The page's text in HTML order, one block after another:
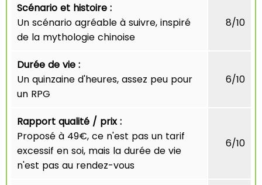
Scénario et histoire :
Un scénario agréable à suivre, inspiré
de la mythologie chinoise
8/10
Durée de vie :
Un quinzaine d'heures, assez peu pour
un RPG
6/10
Rapport qualité / prix :
Proposé à 49€, ce n'est pas un tarif
excessif en soi, mais la durée de vie
n'est pas au rendez-vous
6/10